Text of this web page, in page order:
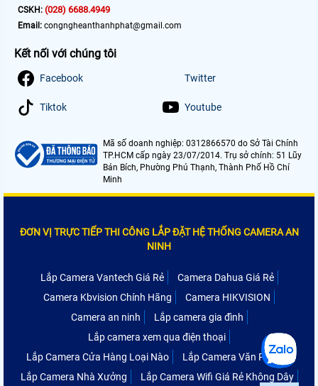
CSKH: (028) 6688.4949
Email: congngheanthanhphat@gmail.com
Kết nối với chúng tôi
Facebook Twitter
Tiktok Youtube
Mã số doanh nghiệp: 0312866570 do Sở Tài Chính
TP.HCM cấp ngày 23/07/2014. Trụ sở chính: 51 Lũy
Bán Bích, Phường Phú Thạnh, Thành Phố Hồ Chí
Minh
ĐƠN VỊ TRỰC TIẾP THI CÔNG LẮP ĐẶT HỆ THỐNG CAMERA AN
NINH
Lắp Camera Vantech Giá Rẻ
Camera Dahua Giá Rẻ
Camera Kbvision Chính Hãng
Camera HIKVISION
Camera an ninh
Lắp camera gia đình
Lắp camera xem qua điện thoại
Lắp Camera Cửa Hàng Loại Nào
Lắp Camera Văn Phòng
Lắp Camera Nhà Xưởng
Lắp Camera Wifi Giá Rẻ Không Dây